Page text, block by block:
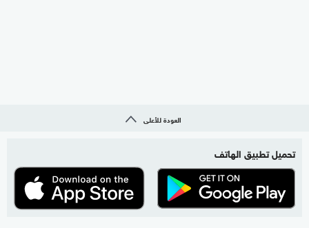
العودة للأعلى
تحميل تطبيق الهاتف